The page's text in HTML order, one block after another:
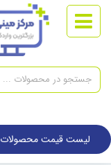
لیست قیمت محصولات